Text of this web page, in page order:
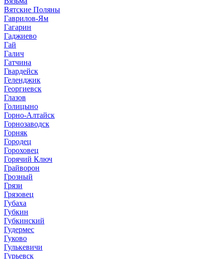
Вятские Поляны
Гаврилов-Ям
Гагарин
Гаджиево
Гай
Галич
Гатчина
Гвардейск
Геленджик
Георгиевск
Глазов
Голицыно
Горно-Алтайск
Горнозаводск
Горняк
Городец
Гороховец
Горячий Ключ
Грайворон
Грозный
Грязи
Грязовец
Губаха
Губкин
Губкинский
Гудермес
Гуково
Гулькевичи
Гурьевск